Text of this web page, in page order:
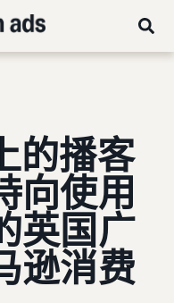
的播客
向使用
英国广
逊消费